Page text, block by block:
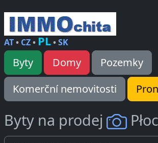
AT• CZ• PL•SK
Byty Domy
Pozemky
Komerční nemovitosti
Byty na prodej